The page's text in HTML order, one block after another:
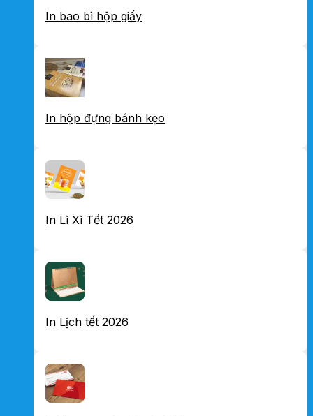
In bao bì hộp giấy
In hộp đựng bánh kẹo
In Lì Xì Tết 2026
In Lịch tết 2026